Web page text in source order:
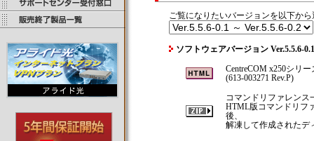
ご覧になりたいバージョンを以下か
ソフトウェアバージョン Ver.5.5.6-
CentreCOM x250シリ
(613-003271 Rev.P)
コマンドリファレンス
HTML版コマンドリフ
後、
解凍して作成されたデ